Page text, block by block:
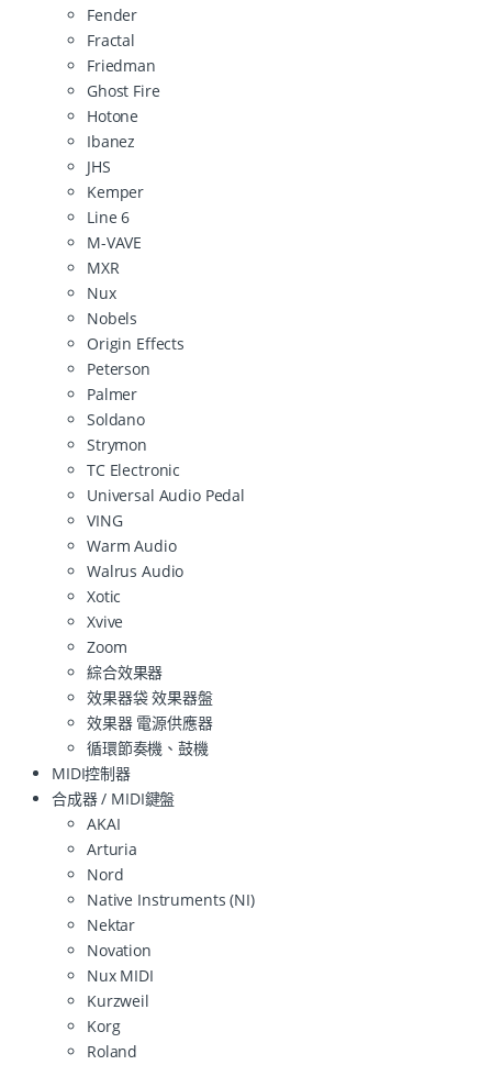
Fender
Fractal
Friedman
Ghost Fire
Hotone
Ibanez
JHS
Kemper
Line 6
M-VAVE
MXR
Nux
Nobels
Origin Effects
Peterson
Palmer
Soldano
Strymon
TC Electronic
Universal Audio Pedal
VING
Warm Audio
Walrus Audio
Xotic
Xvive
Zoom
綜合效果器
效果器袋 效果器盤
效果器 電源供應器
循環節奏機、鼓機
MIDI控制器
合成器 / MIDI鍵盤
AKAI
Arturia
Nord
Native Instruments (NI)
Nektar
Novation
Nux MIDI
Kurzweil
Korg
Roland